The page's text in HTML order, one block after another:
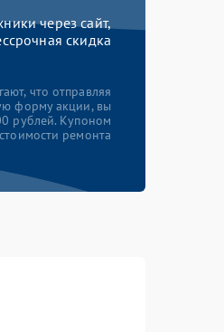
через сайт,
скидка
что отправляя
форму акции, вы
рублей. Купоном
ремонта